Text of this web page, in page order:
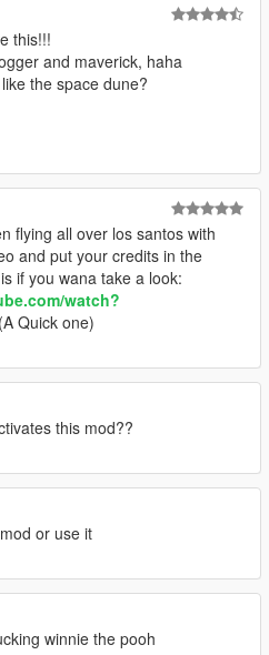
this!!!
and maverick, haha
the space dune?
flying all over los santos with
and put your credits in the
if you wana take a look:
watch?
(A Quick one)
this mod??
or use it
winnie the pooh